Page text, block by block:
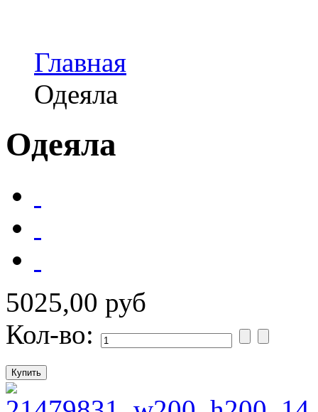
Главная
Одеяла
Одеяла
5025,00 руб
Кол-во: